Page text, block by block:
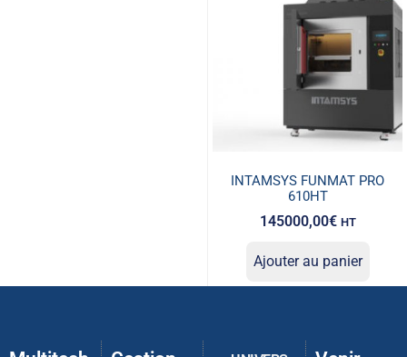
INTAMSYS FUNMAT PRO
610HT
145000,00€ HT
Ajouter au panier